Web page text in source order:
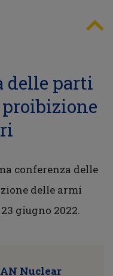
delle parti
conferenza delle
delle armi
giugno 2022.
Nuclear